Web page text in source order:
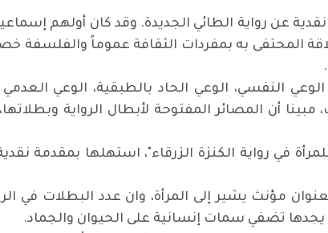
عن رواية الطائي الجديدة. وقد كان أولهم إسماعيل
المحتفى به بمفردات الثقافة عموماً والفلسفة
النفسي، الوعي الحاد بالطبقية، الوعي
أن المصائر المفتوحة لأبطال الرواية
في رواية الكنزة الزرقاء"، استهلها بمقدمة
مؤنث يشير إلى المرأة، وان عدد البطلات في
يجدها تضفي سمات إنسانية على الحيوان والجماد.